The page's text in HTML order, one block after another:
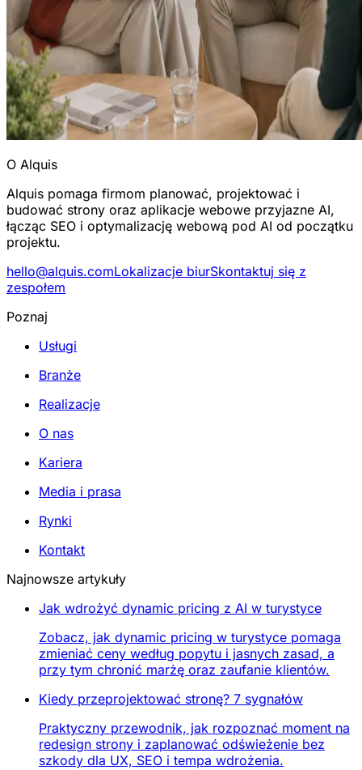
O Alquis
Alquis pomaga firmom planować, projektować i
budować strony oraz aplikacje webowe przyjazne AI,
łącząc SEO i optymalizację webową pod AI od początku
projektu.
hello@alquis.comLokalizacje biurSkontaktuj się z
zespołem
Poznaj
Usługi
Branże
Realizacje
O nas
Kariera
Media i prasa
Rynki
Kontakt
Najnowsze artykuły
Jak wdrożyć dynamic pricing z AI w turystyce
Zobacz, jak dynamic pricing w turystyce pomaga
zmieniać ceny według popytu i jasnych zasad, a
przy tym chronić marżę oraz zaufanie klientów.
Kiedy przeprojektować stronę? 7 sygnałów
Praktyczny przewodnik, jak rozpoznać moment na
redesign strony i zaplanować odświeżenie bez
szkody dla UX, SEO i tempa wdrożenia.